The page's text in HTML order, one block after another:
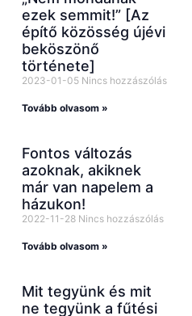
ezek semmit!” [Az
építő közösség újévi
beköszönő
története]
2023-01-05 Nincs hozzászólás
Tovább olvasom »
Fontos változás
azoknak, akiknek
már van napelem a
házukon!
2022-11-28 Nincs hozzászólás
Tovább olvasom »
Mit tegyünk és mit
ne tegyünk a fűtési